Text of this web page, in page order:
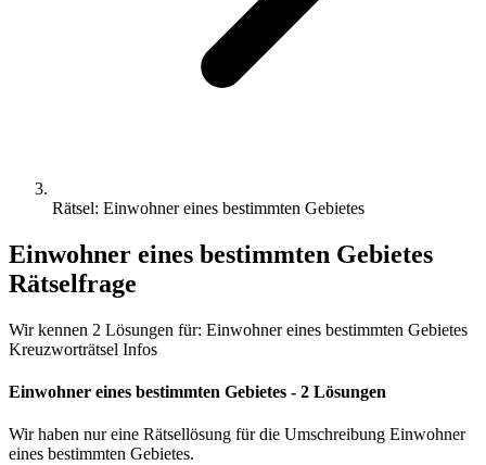
Rätsel: Einwohner eines bestimmten Gebietes
Einwohner eines bestimmten Gebietes
Rätselfrage
Wir kennen 2 Lösungen für: Einwohner eines bestimmten Gebietes
Kreuzworträtsel Infos
Einwohner eines bestimmten Gebietes - 2 Lösungen
Wir haben nur eine Rätsellösung für die Umschreibung Einwohner
eines bestimmten Gebietes.